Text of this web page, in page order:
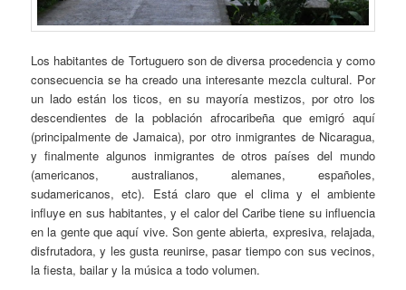
Los habitantes de Tortuguero son de diversa procedencia y como
consecuencia se ha creado una interesante mezcla cultural. Por
un lado están los ticos, en su mayoría mestizos, por otro los
descendientes de la población afrocaribeña que emigró aquí
(principalmente de Jamaica), por otro inmigrantes de Nicaragua,
y finalmente algunos inmigrantes de otros países del mundo
(americanos, australianos, alemanes, españoles,
sudamericanos, etc). Está claro que el clima y el ambiente
influye en sus habitantes, y el calor del Caribe tiene su influencia
en la gente que aquí vive. Son gente abierta, expresiva, relajada,
disfrutadora, y les gusta reunirse, pasar tiempo con sus vecinos,
la fiesta, bailar y la música a todo volumen.